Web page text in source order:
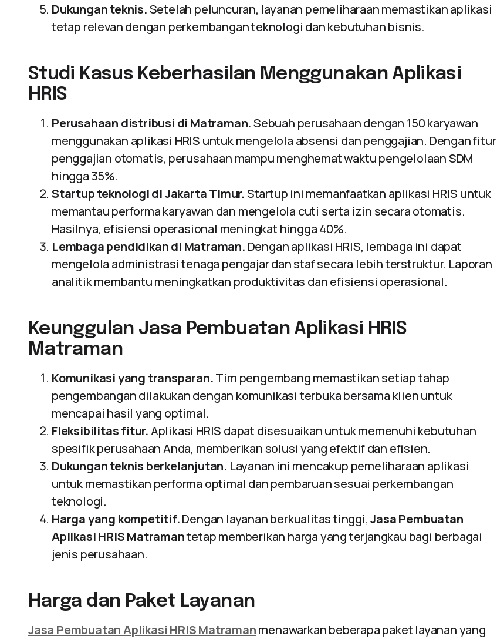
Dukungan teknis.Setelah peluncuran, layanan pemeliharaan memastikan aplikasi
tetap relevan dengan perkembangan teknologi dan kebutuhan bisnis.
Studi Kasus Keberhasilan Menggunakan Aplikasi
HRIS
Perusahaan distribusi di Matraman.Sebuah perusahaan dengan 150 karyawan
menggunakan aplikasi HRIS untuk mengelola absensi dan penggajian. Dengan fitur
penggajian otomatis, perusahaan mampu menghemat waktu pengelolaan SDM
hingga 35%.
Startup teknologi di Jakarta Timur.Startup ini memanfaatkan aplikasi HRIS untuk
memantau performa karyawan dan mengelola cuti serta izin secara otomatis.
Hasilnya, efisiensi operasional meningkat hingga 40%.
Lembaga pendidikan di Matraman. Dengan aplikasi HRIS, lembaga ini dapat
mengelola administrasi tenaga pengajar dan staf secara lebih terstruktur. Laporan
analitik membantu meningkatkan produktivitas dan efisiensi operasional.
Keunggulan Jasa Pembuatan Aplikasi HRIS
Matraman
Komunikasi yang transparan.Tim pengembang memastikan setiap tahap
pengembangan dilakukan dengan komunikasi terbuka bersama klien untuk
mencapai hasil yang optimal.
Fleksibilitas fitur.Aplikasi HRIS dapat disesuaikan untuk memenuhi kebutuhan
spesifik perusahaan Anda, memberikan solusi yang efektif dan efisien.
Dukungan teknis berkelanjutan. Layanan ini mencakup pemeliharaan aplikasi
untuk memastikan performa optimal dan pembaruan sesuai perkembangan
teknologi.
Harga yang kompetitif.Dengan layanan berkualitas tinggi,Jasa Pembuatan
Aplikasi HRIS Matramantetap memberikan harga yang terjangkau bagi berbagai
jenis perusahaan.
Harga dan Paket Layanan
Jasa Pembuatan Aplikasi HRIS Matramanmenawarkan beberapa paket layanan yang